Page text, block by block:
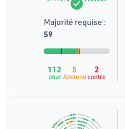
Majorité requise :
59
112
pour
5
Abstenu
2
contre